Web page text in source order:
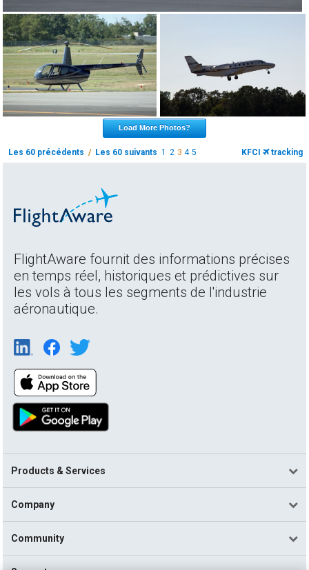
Load More Photos?
Les 60 précédents / Les 60 suivants 1 2 3 4 5 KFCI tracking
FlightAware fournit des informations précises
en temps réel, historiques et prédictives sur
les vols à tous les segments de l'industrie
aéronautique.
Products & Services
Company
Community